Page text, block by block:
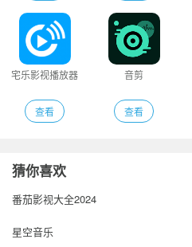
宅乐影视播放器
查看
音剪
查看
猜你喜欢
番茄影视大全2024
星空音乐